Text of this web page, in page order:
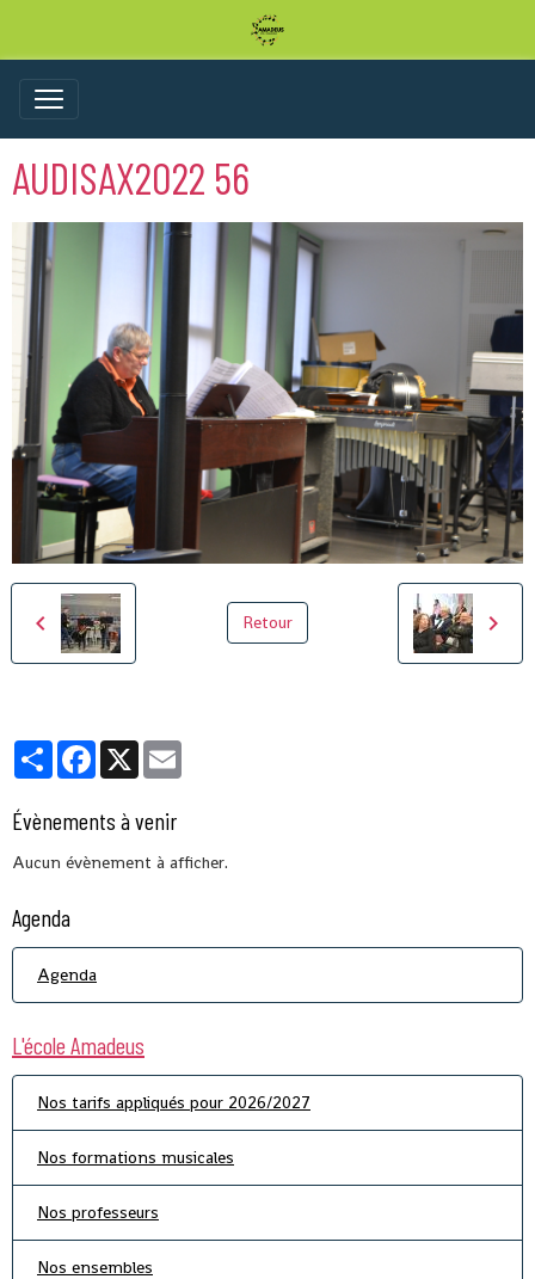
AUDISAX2022 56
Retour
PartagerFacebook
X
Évènements à venir
Aucun évènement à afficher.
Agenda
Agenda
L'école Amadeus
Nos tarifs appliqués pour 2026/2027
Nos formations musicales
Nos professeurs
Nos ensembles